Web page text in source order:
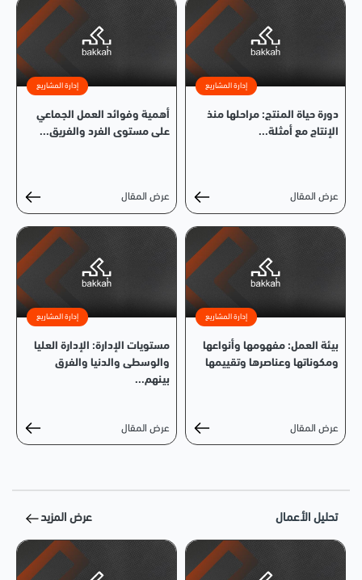
إدارة المشاريع
دورة حياة المنتج: مراحلها منذ
الإنتاج مع أمثلة...
عرض المقال
إدارة المشاريع
أهمية وفوائد العمل الجماعي
على مستوى الفرد والفريق...
عرض المقال
إدارة المشاريع
بيئة العمل: مفهومها وأنواعها
ومكوناتها وعناصرها وتقييمها
عرض المقال
إدارة المشاريع
مستويات الإدارة: الإدارة العليا
والوسطى والدنيا والفرق
بينهم...
عرض المقال
تحليل الأعمال عرض المزيد